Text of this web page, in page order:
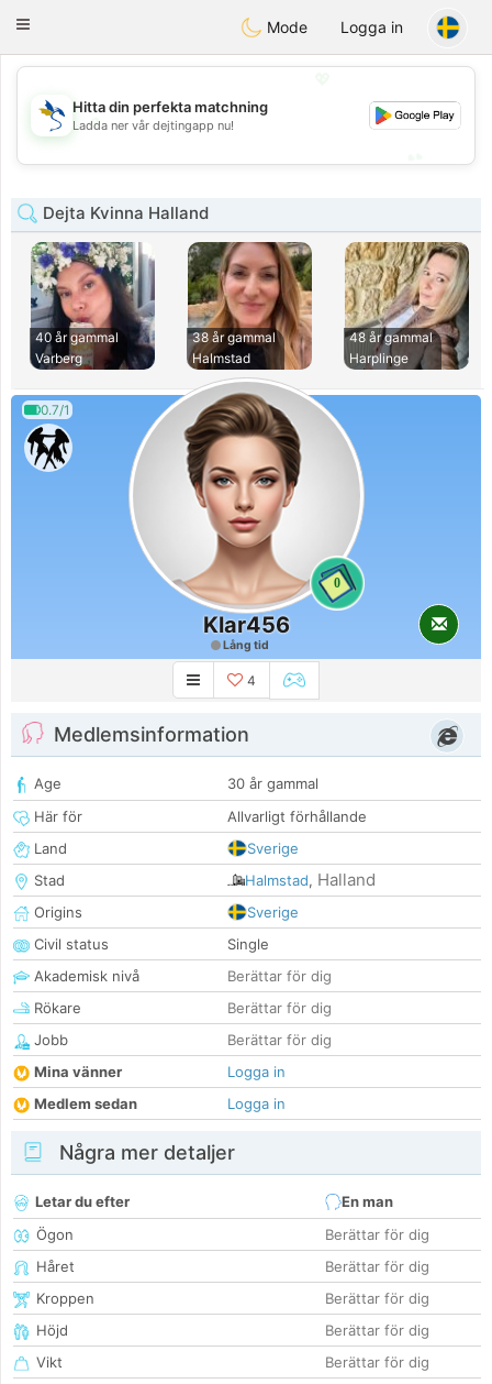
SvenskaDating
Toggle
Mode Logga in
💖
💕
Hitta din perfekta matchning
Ladda ner vår dejtingapp nu!
Dejta Kvinna Halland
40 år gammal
Varberg
38 år gammal
Halmstad
48 år gammal
Harplinge
0.7/1
0
Klar456
Lång tid
4
Medlemsinformation
Age
30 år gammal
Här för
Allvarligt förhållande
Land
Sverige
Stad
Halmstad, Halland
Origins
Sverige
Civil status
Single
Akademisk nivå
Berättar för dig
Rökare
Berättar för dig
Jobb
Berättar för dig
Mina vänner
Logga in
Medlem sedan
Logga in
Några mer detaljer
Letar du efter
En man
Ögon
Berättar för dig
Håret
Berättar för dig
Kroppen
Berättar för dig
Höjd
Berättar för dig
Vikt
Berättar för dig